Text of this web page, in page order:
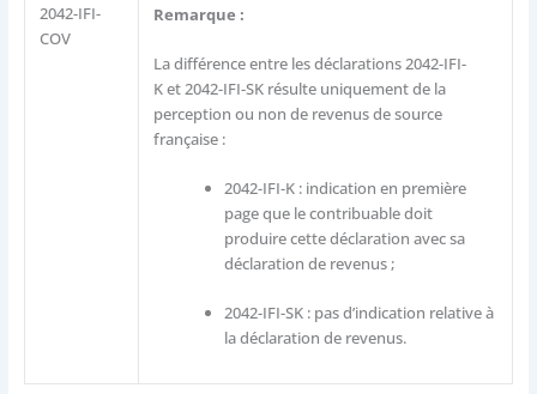
​2042-IFI-
COV
Remarque :
La différence entre les déclarations 2042-IFI-
K et 2042-IFI-SK résulte uniquement de la
perception ou non de revenus de source
française :
2042-IFI-K : indication en première
page que le contribuable doit
produire cette déclaration avec sa
déclaration de revenus ;
2042-IFI-SK : pas d’indication relative à
la déclaration de revenus.